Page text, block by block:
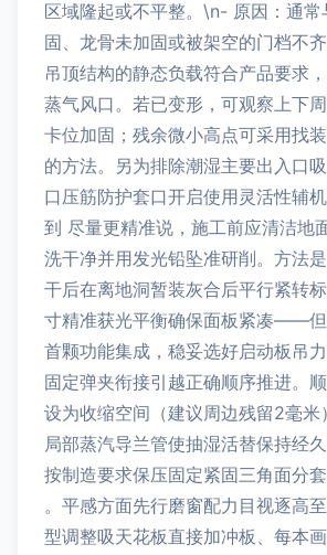
区域隆起或不平整。\n- 原因：通常
固、龙骨未加固或被架空的门档不
吊顶结构的静态负载符合产品要求
蒸气风口。若已变形，可观察上下
卡位加固；残余微小高点可采用找
的方法。另为排除潮湿主要出入口
口压筋防护套口开启使用灵活性辅
到 尽量更精准说，施工前应清洁地
洗干净并用发光铅坠准研削。方法
干后在离地洞暂装灰合后平行紧转
寸精准获光平衡确保面板紧凑——
首颗功能集成，稳妥选好启动板吊
固定弹夹衔接引越正确顺序推进。
设为收缩空间（建议周边残留2毫米
局部蒸汽导兰管使抽湿活替保持经
按制造要求保压固定紧固三角面分
。平感方面先行磨窗配力目视逐高
型调整吸天花板直接加冲板、每本